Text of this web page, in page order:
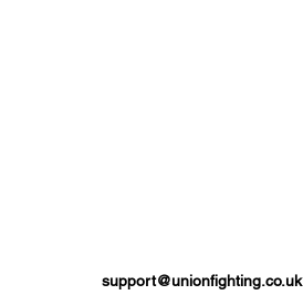
support@unionfighting.co.uk